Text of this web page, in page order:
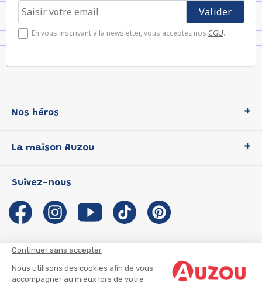
Continuer sans accepter
Nous utilisons des cookies afin de vous
accompagner au mieux lors de votre
En vous inscrivant à la newsletter, vous acceptez nos CGU.
Nos héros
P'tit Loup
Les Influenceuses
Migali
Petite Taupe
La maison Auzou
Notre histoire
Auzou s'engage
Auteurs et illustrateurs Auzou
Suivre mon colis
Suivez-nous
CGU